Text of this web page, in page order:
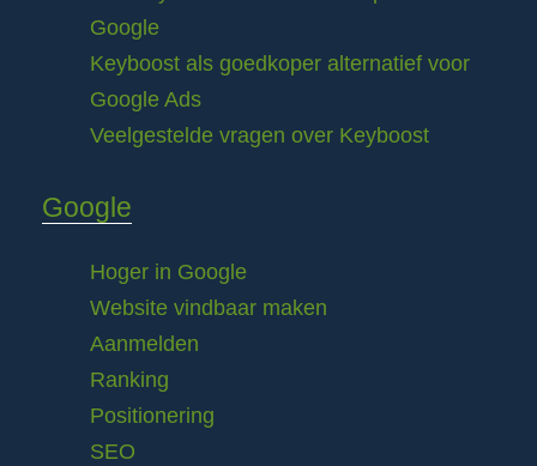
Google
Keyboost als goedkoper alternatief voor
Google Ads
Veelgestelde vragen over Keyboost
Google
Hoger in Google
Website vindbaar maken
Aanmelden
Ranking
Positionering
SEO